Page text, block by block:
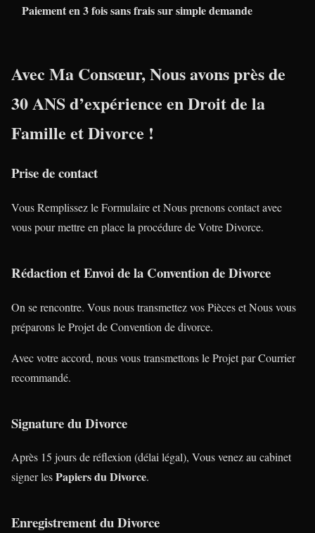
Paiement en 3 fois sans frais sur simple demande
Avec Ma Consœur, Nous avons près de
30 ANSd’expérience enDroit de la
Famille etDivorce !
Prise de contact
Vous Remplissez le Formulaire et Nous prenons contact avec
vous pour mettre en place la procédure de Votre Divorce.
Rédaction et Envoi de la Convention de Divorce
On se rencontre. Vous nous transmettez vos Pièces et Nous vous
préparons le Projet de Convention de divorce.
Avec votre accord, nous vous transmettons le Projet par Courrier
recommandé.
Signature du Divorce
Après 15 jours de réflexion (délai légal), Vous venez au cabinet
signer lesPapiers du Divorce.
Enregistrement du Divorce